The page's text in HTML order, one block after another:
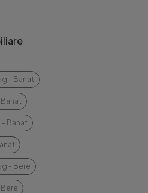
- Banat
Banat
- Bere